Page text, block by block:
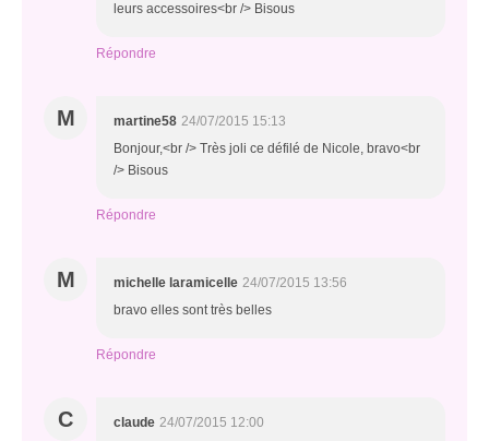
leurs accessoires<br /> Bisous
Répondre
M martine58 24/07/2015 15:13
Bonjour,<br /> Très joli ce défilé de Nicole, bravo<br
/> Bisous
Répondre
M michelle laramicelle 24/07/2015 13:56
bravo elles sont très belles
Répondre
C claude 24/07/2015 12:00